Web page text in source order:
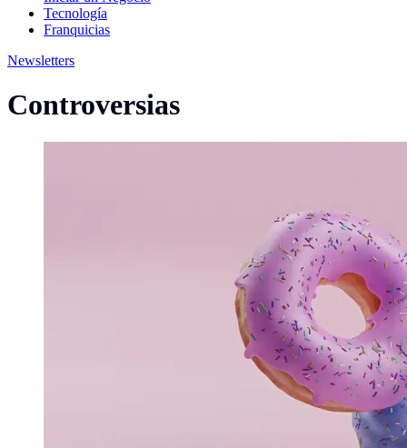
Tecnología
Franquicias
Newsletters
Controversias